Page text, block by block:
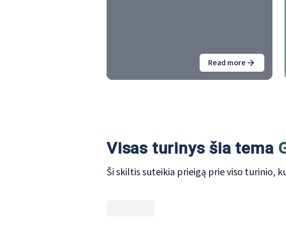
Read more
about
Visas turinys šia tema
Ši skiltis suteikia prieigą prie viso turinio,